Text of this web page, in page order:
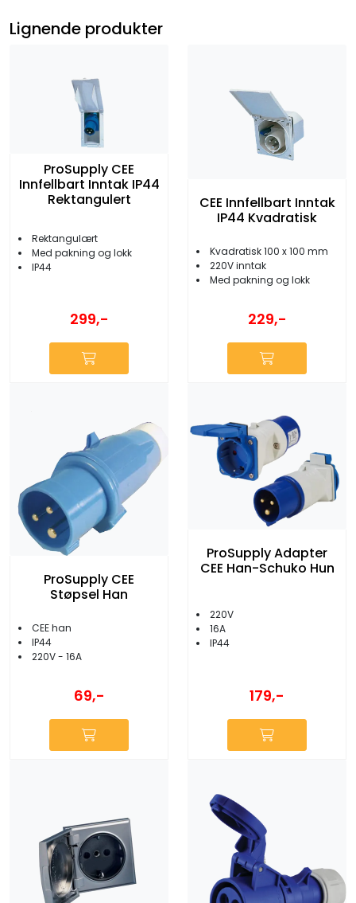
Lignende produkter
ProSupply CEE
Innfellbart Inntak IP44
Rektangulert
Rektangulært
Med pakning og lokk
IP44
299,-
CEE Innfellbart Inntak
IP44 Kvadratisk
Kvadratisk 100 x 100 mm
220V inntak
Med pakning og lokk
229,-
ProSupply CEE
Støpsel Han
CEE han
IP44
220V - 16A
69,-
ProSupply Adapter
CEE Han-Schuko Hun
220V
16A
IP44
179,-